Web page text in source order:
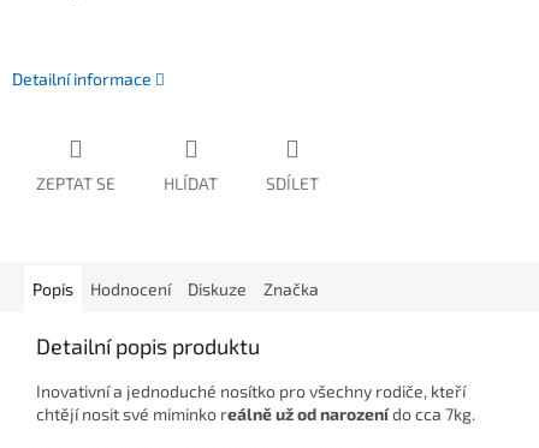
Detailní informace
ZEPTAT SE HLÍDAT SDÍLET
Popis Hodnocení Diskuze Značka
Detailní popis produktu
Inovativní a jednoduché nosítko pro všechny rodiče, kteří
chtějí nosit své miminko reálně už od narozenído cca 7kg.